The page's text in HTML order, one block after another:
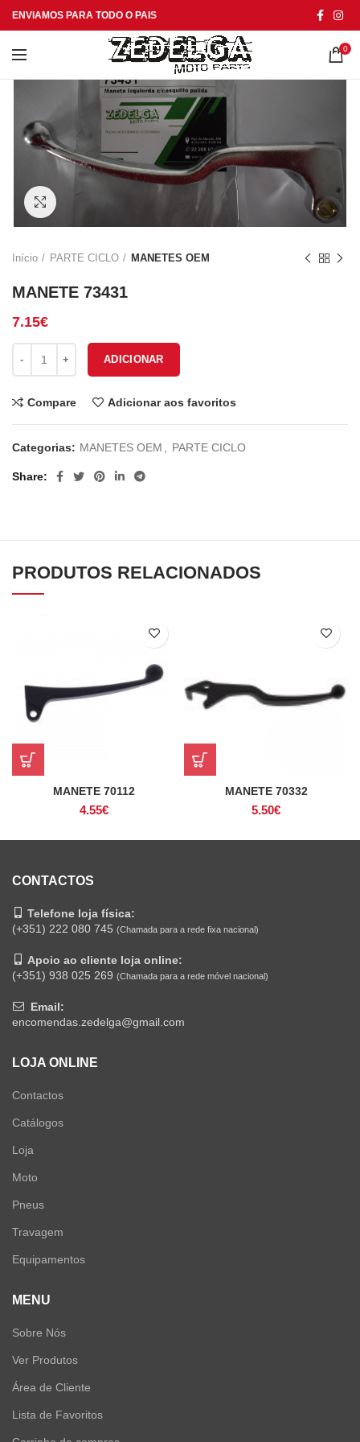
ENVIAMOS PARA TODO O PAIS
0
Início PARTE CICLO MANETES OEM
MANETE 73431
7.15€
Quantidade de MANETE 73431
ADICIONAR
Compare Adicionar aos favoritos
Categorias: MANETES OEM PARTE CICLO
Share
PRODUTOS RELACIONADOS
MANETE 70112
4.55€
MANETE 70332
5.50€
CONTACTOS
Telefone loja física:
(+351) 222 080 745 (Chamada para a rede fixa nacional)
Apoio ao cliente loja online:
(+351) 938 025 269 (Chamada para a rede móvel nacional)
Email:
encomendas.zedelga@gmail.com
LOJA ONLINE
Contactos
Catálogos
Loja
Moto
Pneus
Travagem
Equipamentos
MENU
Sobre Nós
Ver Produtos
Área de Cliente
Lista de Favoritos